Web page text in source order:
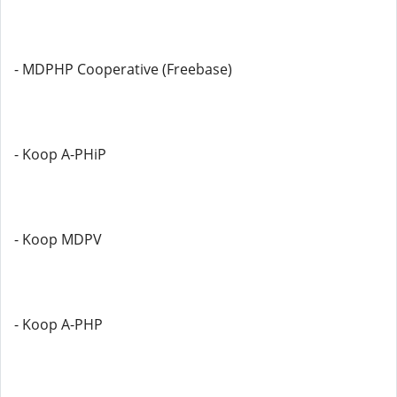
- MDPHP Cooperative (Freebase)
- Koop A-PHiP
- Koop MDPV
- Koop A-PHP